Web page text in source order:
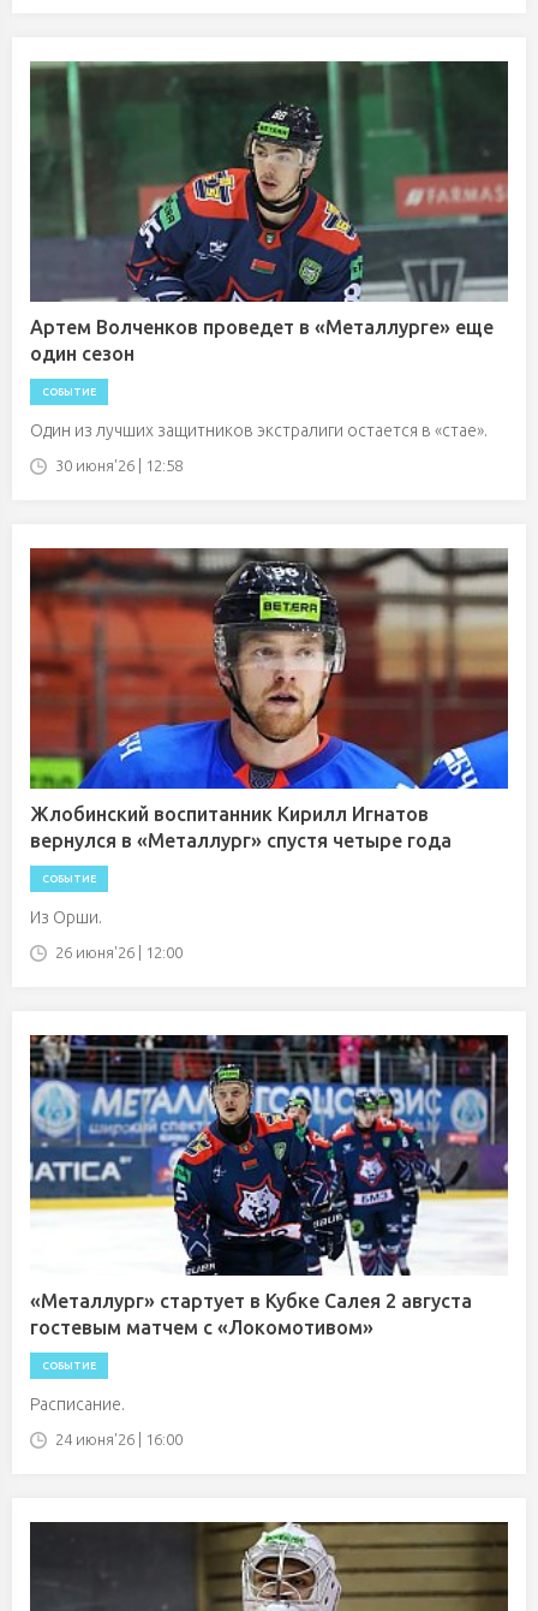
Артем Волченков проведет в «Металлурге» еще
один сезон
СОБЫТИЕ
Один из лучших защитников экстралиги остается в «стае».
30 июня'26 | 12:58
Жлобинский воспитанник Кирилл Игнатов
вернулся в «Металлург» спустя четыре года
СОБЫТИЕ
Из Орши.
26 июня'26 | 12:00
«Металлург» стартует в Кубке Салея 2 августа
гостевым матчем с «Локомотивом»
СОБЫТИЕ
Расписание.
24 июня'26 | 16:00